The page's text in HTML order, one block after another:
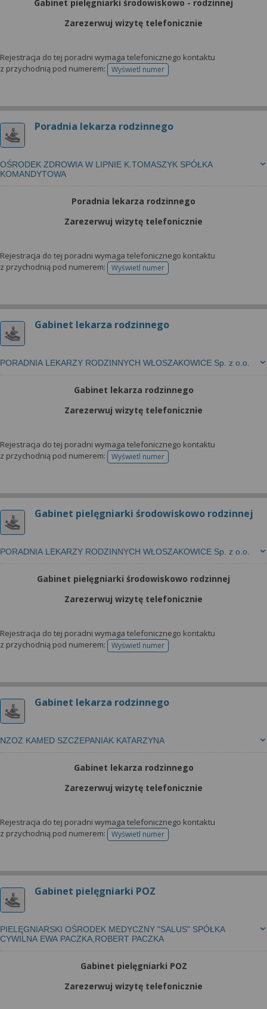
Gabinet pielęgniarki środowiskowo - rodzinnej
Zarezerwuj wizytę telefonicznie
Rejestracja do tej poradni wymaga telefonicznego kontaktu
z przychodnią pod numerem:
Wyświetl numertelefonu do rejestracji
Poradnia lekarza rodzinnego
OŚRODEK ZDROWIA W LIPNIE K.TOMASZYK SPÓŁKA
KOMANDYTOWA
Poradnia lekarza rodzinnego
Zarezerwuj wizytę telefonicznie
Rejestracja do tej poradni wymaga telefonicznego kontaktu
z przychodnią pod numerem:
Wyświetl numertelefonu do rejestracji
Gabinet lekarza rodzinnego
PORADNIA LEKARZY RODZINNYCH WŁOSZAKOWICE Sp. z o.o.
Gabinet lekarza rodzinnego
Zarezerwuj wizytę telefonicznie
Rejestracja do tej poradni wymaga telefonicznego kontaktu
z przychodnią pod numerem:
Wyświetl numertelefonu do rejestracji
Gabinet pielęgniarki środowiskowo rodzinnej
PORADNIA LEKARZY RODZINNYCH WŁOSZAKOWICE Sp. z o.o.
Gabinet pielęgniarki środowiskowo rodzinnej
Zarezerwuj wizytę telefonicznie
Rejestracja do tej poradni wymaga telefonicznego kontaktu
z przychodnią pod numerem:
Wyświetl numertelefonu do rejestracji
Gabinet lekarza rodzinnego
NZOZ KAMED SZCZEPANIAK KATARZYNA
Gabinet lekarza rodzinnego
Zarezerwuj wizytę telefonicznie
Rejestracja do tej poradni wymaga telefonicznego kontaktu
z przychodnią pod numerem:
Wyświetl numertelefonu do rejestracji
Gabinet pielęgniarki POZ
PIELĘGNIARSKI OŚRODEK MEDYCZNY "SALUS" SPÓŁKA
CYWILNA EWA PACZKA,ROBERT PACZKA
Gabinet pielęgniarki POZ
Zarezerwuj wizytę telefonicznie